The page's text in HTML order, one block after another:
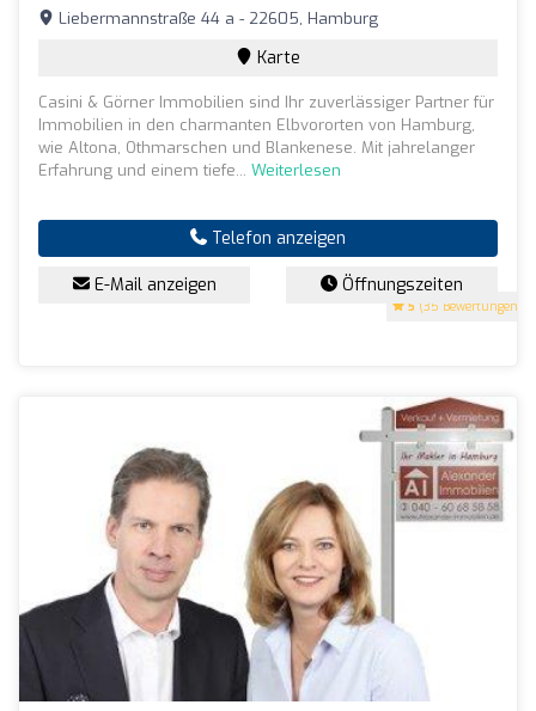
5 (35 Bewertungen)
Liebermannstraße 44 a - 22605, Hamburg
Karte
Casini & Görner Immobilien sind Ihr zuverlässiger Partner für
Immobilien in den charmanten Elbvororten von Hamburg,
wie Altona, Othmarschen und Blankenese. Mit jahrelanger
Erfahrung und einem tiefe... Weiterlesen
Telefon anzeigen
E-Mail anzeigen Öffnungszeiten